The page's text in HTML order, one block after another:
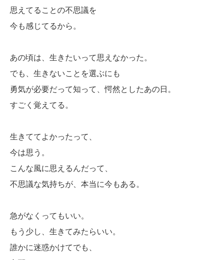
思えてることの不思議を
今も感じてるから。
あの頃は、生きたいって思えなかった。
でも、生きないことを選ぶにも
勇気が必要だって知って、愕然としたあの日。
すごく覚えてる。
生きててよかったって、
今は思う。
こんな風に思えるんだって、
不思議な気持ちが、本当に今もある。
急がなくってもいい。
もう少し、生きてみたらいい。
誰かに迷惑かけてでも、